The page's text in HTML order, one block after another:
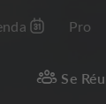
Pro
Se